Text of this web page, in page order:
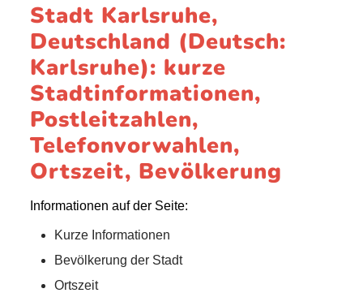
Stadt Karlsruhe,
Deutschland (Deutsch:
Karlsruhe): kurze
Stadtinformationen,
Postleitzahlen,
Telefonvorwahlen,
Ortszeit, Bevölkerung
Informationen auf der Seite:
Kurze Informationen
Bevölkerung der Stadt
Ortszeit